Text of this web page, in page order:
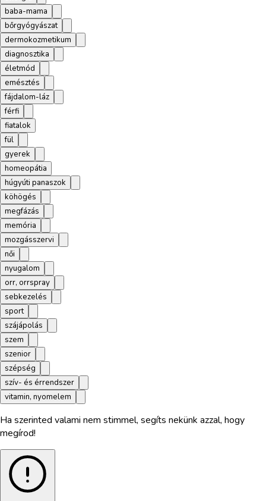
baba-mama
bőrgyógyászat
dermokozmetikum
diagnosztika
életmód
emésztés
fájdalom-láz
férfi
fiatalok
fül
gyerek
homeopátia
húgyúti panaszok
köhögés
megfázás
memória
mozgásszervi
női
nyugalom
orr, orrspray
sebkezelés
sport
szájápolás
szem
szenior
szépség
szív- és érrendszer
vitamin, nyomelem
Ha szerinted valami nem stimmel, segíts nekünk azzal, hogy
megírod!